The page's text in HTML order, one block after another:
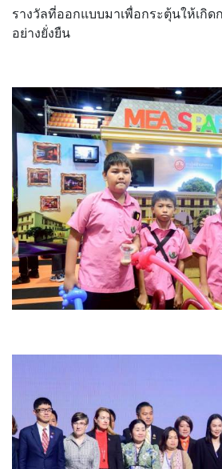
รางวัลที่ออกแบบมาเพื่อกระตุ้นให้เกิด
อย่างยั่งยืน